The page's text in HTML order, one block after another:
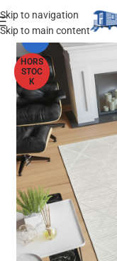
Skip to navigation
Skip to main content
HORS
STOC
K